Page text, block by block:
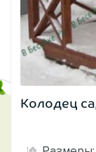
Колодец